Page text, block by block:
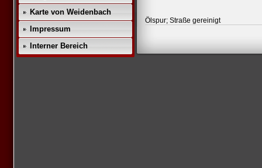
Karte von Weidenbach
Impressum
Interner Bereich
Ölspur; Straße gereinigt